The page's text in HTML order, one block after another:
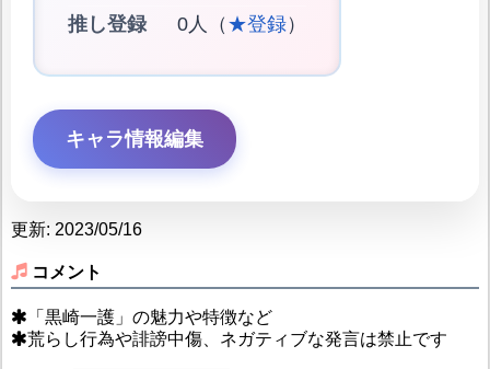
推し登録 0人（ ★登録）
キャラ情報編集
更新: 2023/05/16
コメント
「黒崎一護」の魅力や特徴など
荒らし行為や誹謗中傷、ネガティブな発言は禁止です